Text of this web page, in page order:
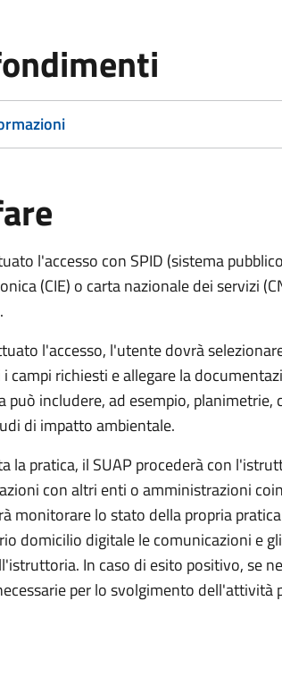
l'accesso con SPID (sistema
(CIE) o carta nazionale dei servizi
l'accesso, l'utente dovrà
richiesti e allegare la
può includere, ad esempio,
di impatto ambientale.
la pratica, il SUAP procederà con
con altri enti o amministrazioni
monitorare lo stato della propria
domicilio digitale le comunicazioni e
In caso di esito positivo, se
per lo svolgimento dell'attività